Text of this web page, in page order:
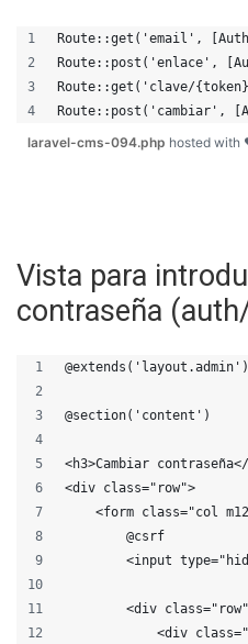
Route::get('email',
Route::post('enlace',
Route::get('clave/
Route::post('cambiar',
laravel-cms-094.php hosted with
Vista para
contraseña
@extends('layout.admin')
@section('content')
<h3>Cambiar
<div class="row">
<form class="col
        @csrf
<input
<div
<div